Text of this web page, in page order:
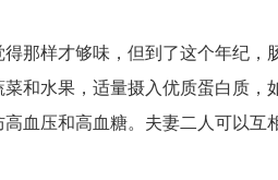
那样才够味，但到了这个年纪，
和水果，适量摄入优质蛋白质
血压和高血糖。夫妻二人可以